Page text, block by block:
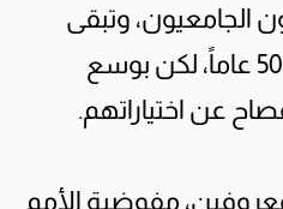
الجامعيون، وتبقى
الترشيحات سرية لمدة 50 عاماً، لكن بوسع
عن اختياراتهم.
مفوضية الأمم